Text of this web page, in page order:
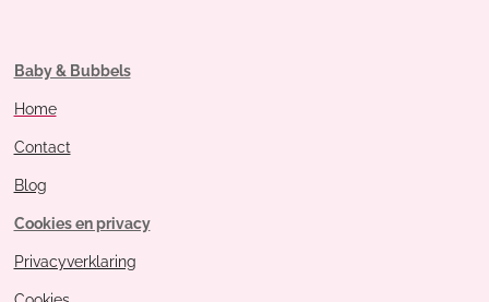
Baby & Bubbels
Home
Contact
Blog
Cookies en privacy
Privacyverklaring